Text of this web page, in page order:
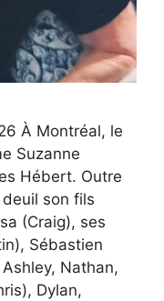
À Montréal, le
Suzanne
Hébert. Outre
son fils
(Craig), ses
Sébastien
Nathan,
Dylan,